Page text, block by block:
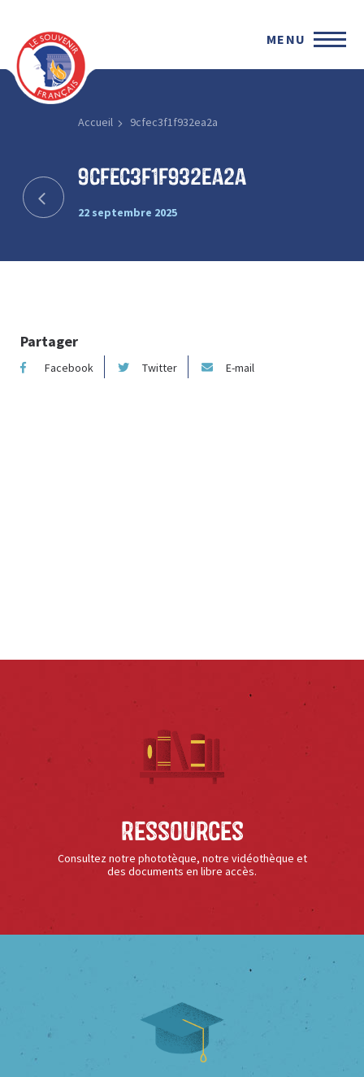
MENU
Accueil 9cfec3f1f932ea2a
9cfec3f1f932ea2a
22 septembre 2025
Partager
Facebook Twitter E-mail
Ressources
Consultez notre phototèque, notre vidéothèque et
des documents en libre accès.